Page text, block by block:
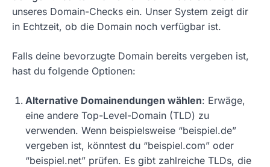
unseres Domain-Checks ein. Unser System zeigt dir
in Echtzeit, ob die Domain noch verfügbar ist.
Falls deine bevorzugte Domain bereits vergeben ist,
hast du folgende Optionen:
Alternative Domainendungen wählen: Erwäge,
eine andere Top-Level-Domain (TLD) zu
verwenden. Wenn beispielsweise “beispiel.de”
vergeben ist, könntest du “beispiel.com” oder
“beispiel.net” prüfen. Es gibt zahlreiche TLDs, die